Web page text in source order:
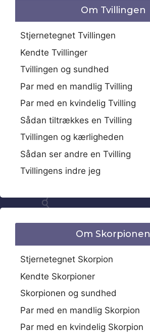
Om Tvillingen
Stjernetegnet Tvillingen
Kendte Tvillinger
Tvillingen og sundhed
Par med en mandlig Tvilling
Par med en kvindelig Tvilling
Sådan tiltrækkes en Tvilling
Tvillingen og kærligheden
Sådan ser andre en Tvilling
Tvillingens indre jeg
Om Skorpionen
Stjernetegnet Skorpion
Kendte Skorpioner
Skorpionen og sundhed
Par med en mandlig Skorpion
Par med en kvindelig Skorpion